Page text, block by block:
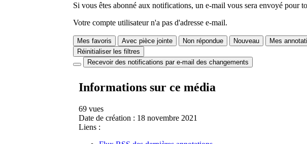
Si vous êtes abonné aux notifications, un e-mail vous sera envoyé pour
Votre compte utilisateur n'a pas d'adresse e-mail.
Mes favoris Avec pièce jointe Non répondue Nouveau
Mes
Réinitialiser les filtres
Recevoir des notifications par e-mail des changements
Informations sur ce média
69 vues
Date de création : 18 novembre 2021
Liens :